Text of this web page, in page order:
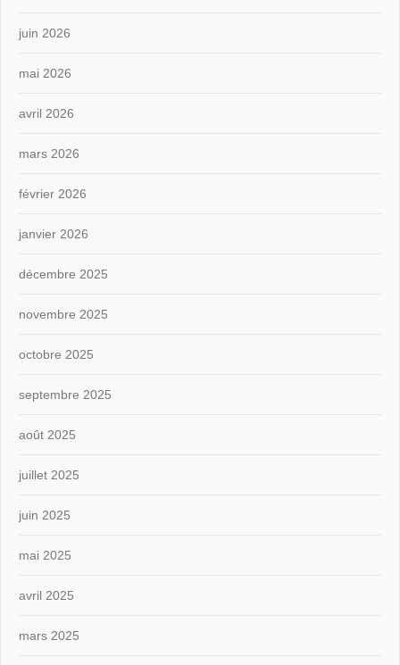
juin 2026
mai 2026
avril 2026
mars 2026
février 2026
janvier 2026
décembre 2025
novembre 2025
octobre 2025
septembre 2025
août 2025
juillet 2025
juin 2025
mai 2025
avril 2025
mars 2025